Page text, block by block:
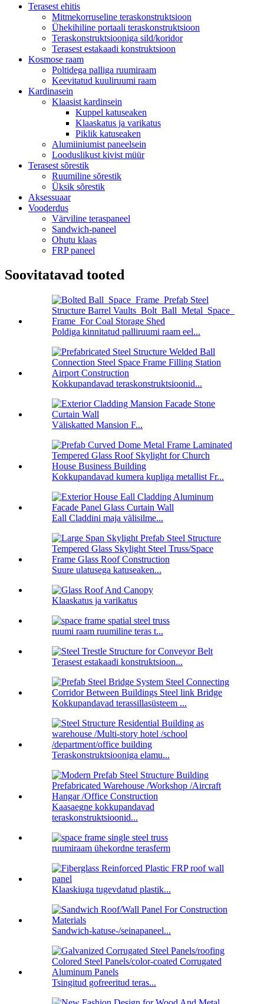
Terasest ehitis
Mitmekorruseline teraskonstruktsioon
Ühekihiline portaali teraskonstruktsioon
Teraskonstruktsiooniga sild/koridor
Terasest estakaadi konstruktsioon
Kosmose raam
Poltidega palliga ruumiraam
Keevitatud kuuliruumi raam
Kardinasein
Klaasist kardinsein
Kuppel katuseaken
Klaaskatus ja varikatus
Piklik katuseaken
Alumiiniumist paneelsein
Looduslikust kivist müür
Terasest sõrestik
Ruumiline sõrestik
Üksik sõrestik
Aksessuaar
Vooderdus
Värviline teraspaneel
Sandwich-paneel
Ohutu klaas
FRP paneel
Soovitatavad tooted
Poldiga kinnitatud palliruumi raam eel...
Kokkupandavad teraskonstruktsioonid...
Väliskatted Mansion F...
Kokkupandavad kumera kupliga metallist Fr...
Eall Claddini maja välisilme...
Suure ulatusega katuseaken...
Klaaskatus ja varikatus
ruumi raam ruumiline teras t...
Terasest estakaadi konstruktsioon...
Kokkupandavad terassillasüsteem ...
Teraskonstruktsiooniga elamu...
Kaasaegne kokkupandavad
teraskonstruktsioonid...
ruumiraam ühekordne terasferm
Klaaskiuga tugevdatud plastik...
Sandwich-katuse-/seinapaneel...
Tsingitud gofreeritud teras...